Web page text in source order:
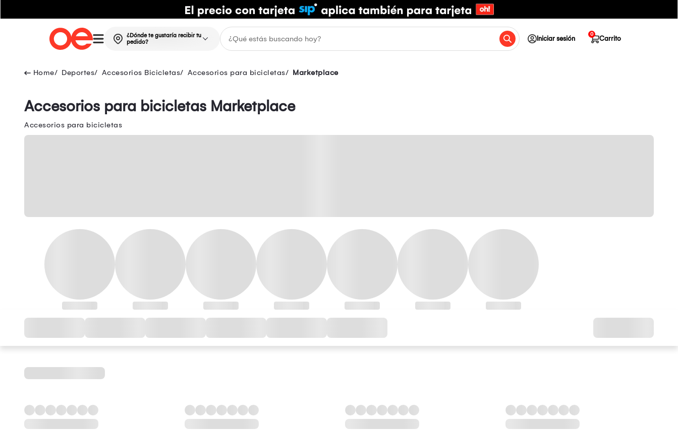
¿Dónde te gustaría recibir tu
pedido?
Iniciar sesión Carrito
0
Deportes Accesorios Bicicletas Accesorios para bicicletas Marketplace
Accesorios para bicicletas Marketplace
Accesorios para bicicletas